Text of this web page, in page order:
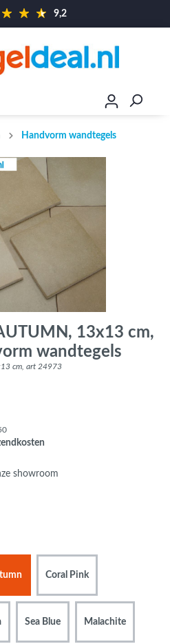
9,2
Handvorm wandtegels
13x13 cm,
wandtegels
cm, art 24973
showroom
Coral Pink
Sea Blue Malachite